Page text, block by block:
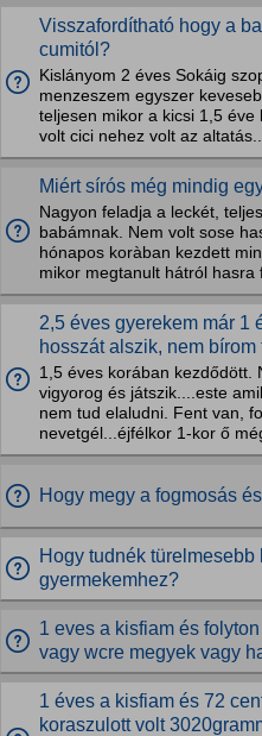
Visszafordítható hogy a
cumitól?
Kislányom 2 éves Sokáig
menzeszem egyszer
teljesen mikor a kicsi 1,5
volt cici nehez volt az
Miért sírós még mindig
Nagyon feladja a leckét,
babámnak. Nem volt sose
hónapos koràban kezdett
mikor megtanult hátról hasra
2,5 éves gyerekem már 1
hosszát alszik, nem bírom
1,5 éves korában kezdődött.
vigyorog és játszik....este
nem tud elaludni. Fent van,
nevetgél...éjfélkor 1-kor ő
Hogy megy a fogmosás
Hogy tudnék türelmesebb
gyermekemhez?
1 eves a kisfiam és
vagy wcre megyek vagy
1 éves a kisfiam és 72
koraszulott volt